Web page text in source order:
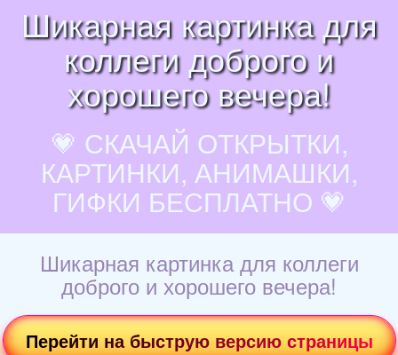
Шикарная картинка для
коллеги доброго и
хорошего вечера!
💗 СКАЧАЙ ОТКРЫТКИ,
КАРТИНКИ, АНИМАШКИ,
ГИФКИ БЕСПЛАТНО 💗
Шикарная картинка для коллеги
доброго и хорошего вечера!
Перейти на быструю версию страницы